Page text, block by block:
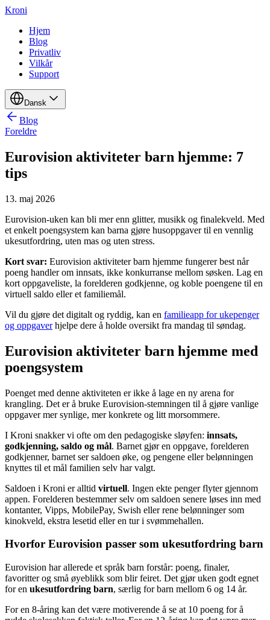
Kroni
Hjem
Blog
Privatliv
Vilkår
Support
Dansk
Blog
Foreldre
Eurovision aktiviteter barn hjemme: 7
tips
13. maj 2026
Eurovision-uken kan bli mer enn glitter, musikk og finalekveld. Med
et enkelt poengsystem kan barna gjøre husoppgaver til en vennlig
ukesutfordring, uten mas og uten stress.
Kort svar: Eurovision aktiviteter barn hjemme fungerer best når
poeng handler om innsats, ikke konkurranse mellom søsken. Lag en
kort oppgaveliste, la forelderen godkjenne, og koble poengene til en
virtuell saldo eller et familiemål.
Vil du gjøre det digitalt og ryddig, kan en familieapp for ukepenger
og oppgaverhjelpe dere å holde oversikt fra mandag til søndag.
Eurovision aktiviteter barn hjemme med
poengsystem
Poenget med denne aktiviteten er ikke å lage en ny arena for
krangling. Det er å bruke Eurovision-stemningen til å gjøre vanlige
oppgaver mer synlige, mer konkrete og litt morsommere.
I Kroni snakker vi ofte om den pedagogiske sløyfen: innsats,
godkjenning, saldo og mål. Barnet gjør en oppgave, forelderen
godkjenner, barnet ser saldoen øke, og pengene eller belønningen
knyttes til et mål familien selv har valgt.
Saldoen i Kroni er alltid virtuell. Ingen ekte penger flyter gjennom
appen. Forelderen bestemmer selv om saldoen senere løses inn med
kontanter, Vipps, MobilePay, Swish eller rene belønninger som
kinokveld, ekstra lesetid eller en tur i svømmehallen.
Hvorfor Eurovision passer som ukesutfordring barn
Eurovision har allerede et språk barn forstår: poeng, finaler,
favoritter og små øyeblikk som blir feiret. Det gjør uken godt egnet
for en ukesutfordring barn, særlig for barn mellom 6 og 14 år.
For en 8-åring kan det være motiverende å se at 10 poeng for å